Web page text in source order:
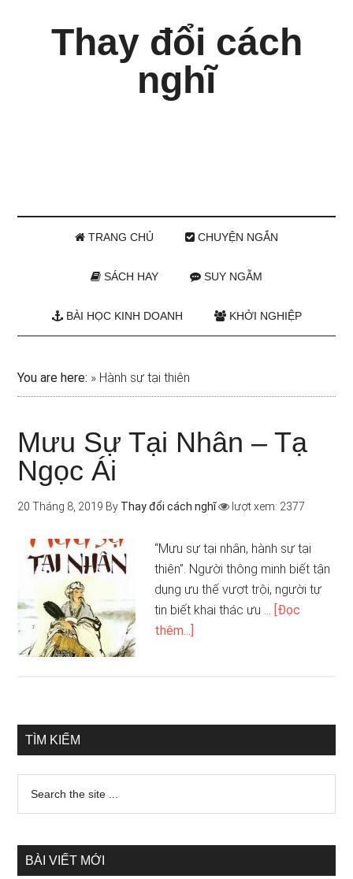
Thay đổi cách
nghĩ
TRANG CHỦ CHUYỆN NGẮN
SÁCH HAY SUY NGẪM
BÀI HỌC KINH DOANH KHỞI NGHIỆP
You are here: » Hành sự tại thiên
Mưu Sự Tại Nhân – Tạ
Ngọc Ái
20 Tháng 8, 2019 By Thay đổi cách nghĩ lượt xem: 2377
“Mưu sự tại nhân, hành sự tại
thiên”. Người thông minh biết tận
dụng ưu thế vượt trội, người tự
tin biết khai thác ưu … [Đọc
thêm...]
TÌM KIẾM
BÀI VIẾT MỚI